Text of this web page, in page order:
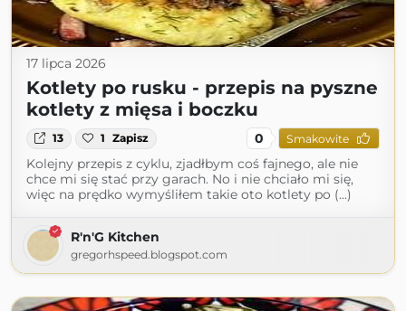
17 lipca 2026
Kotlety po rusku - przepis na pyszne
kotlety z mięsa i boczku
13 1 Zapisz 0 Smakowite
Kolejny przepis z cyklu, zjadłbym coś fajnego, ale nie
chce mi się stać przy garach. No i nie chciało mi się,
więc na prędko wymyśliłem takie oto kotlety po (...)
R'n'G Kitchen
gregorhspeed.blogspot.com